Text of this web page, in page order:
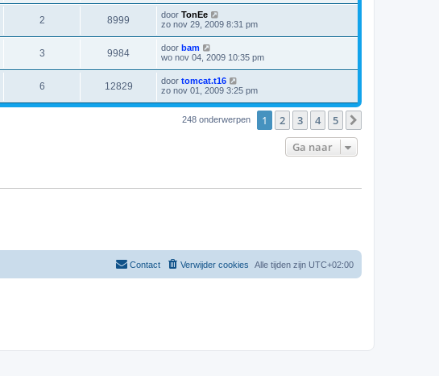
2 8999 door TonEe
zo nov 29, 2009 8:31 pm
3 9984 door bam
wo nov 04, 2009 10:35 pm
6 12829 door tomcat.t16
zo nov 01, 2009 3:25 pm
248 onderwerpen 1 2 3 4 5
Ga naar
Alle tijden zijn UTC+02:00
Verwijder cookies
Contact